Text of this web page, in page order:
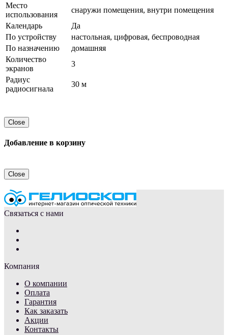
Место
использования
снаружи помещения, внутри помещения
Календарь
Да
По устройству
настольная, цифровая, беспроводная
По назначению
домашняя
Количество
экранов
3
Радиус
радиосигнала
30 м
Close
Добавление в корзину
Close
Связаться с нами
Компания
О компании
Оплата
Гарантия
Как заказать
Акции
Контакты